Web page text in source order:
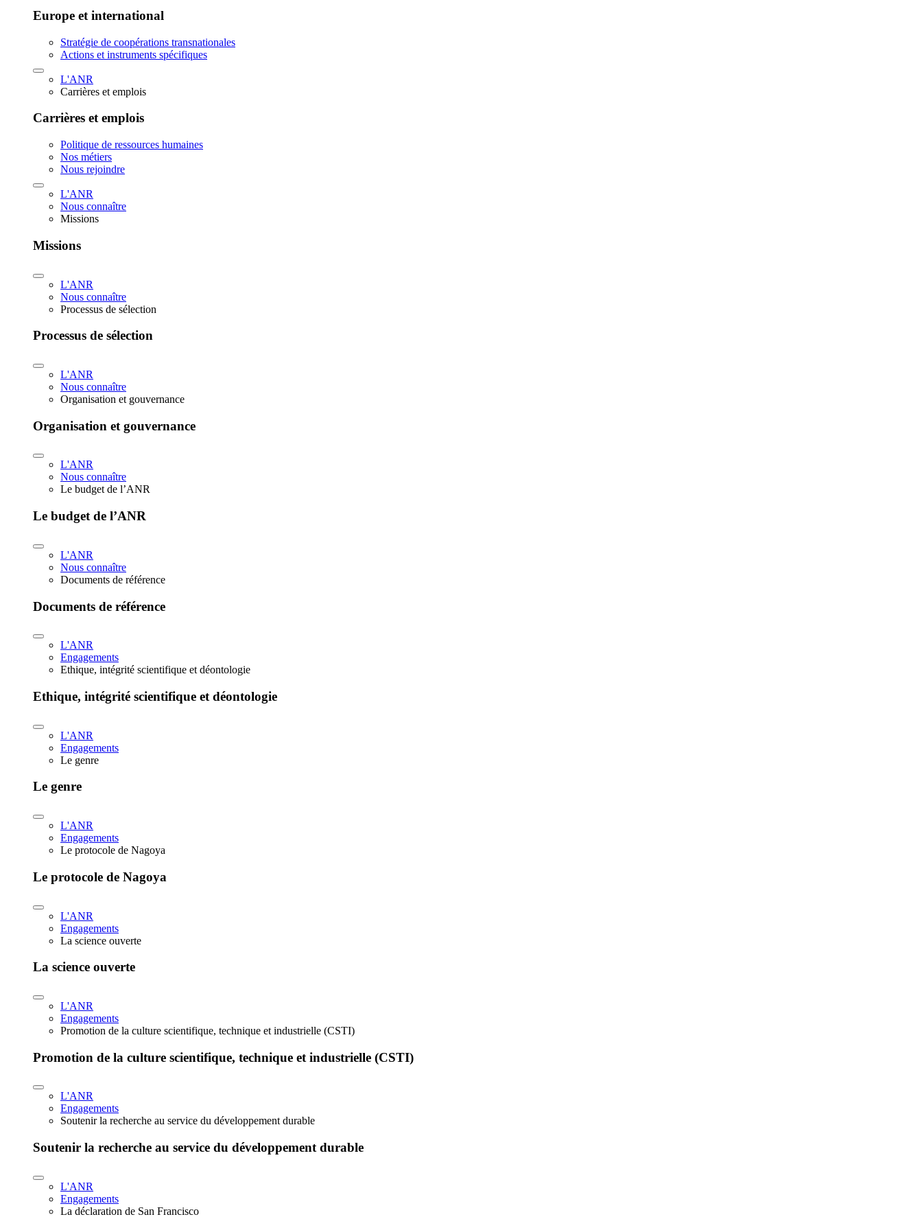
Europe et international
Stratégie de coopérations transnationales
Actions et instruments spécifiques
L'ANR
Carrières et emplois
Carrières et emplois
Politique de ressources humaines
Nos métiers
Nous rejoindre
L'ANR
Nous connaître
Missions
Missions
L'ANR
Nous connaître
Processus de sélection
Processus de sélection
L'ANR
Nous connaître
Organisation et gouvernance
Organisation et gouvernance
L'ANR
Nous connaître
Le budget de l’ANR
Le budget de l’ANR
L'ANR
Nous connaître
Documents de référence
Documents de référence
L'ANR
Engagements
Ethique, intégrité scientifique et déontologie
Ethique, intégrité scientifique et déontologie
L'ANR
Engagements
Le genre
Le genre
L'ANR
Engagements
Le protocole de Nagoya
Le protocole de Nagoya
L'ANR
Engagements
La science ouverte
La science ouverte
L'ANR
Engagements
Promotion de la culture scientifique, technique et industrielle (CSTI)
Promotion de la culture scientifique, technique et industrielle (CSTI)
L'ANR
Engagements
Soutenir la recherche au service du développement durable
Soutenir la recherche au service du développement durable
L'ANR
Engagements
La déclaration de San Francisco